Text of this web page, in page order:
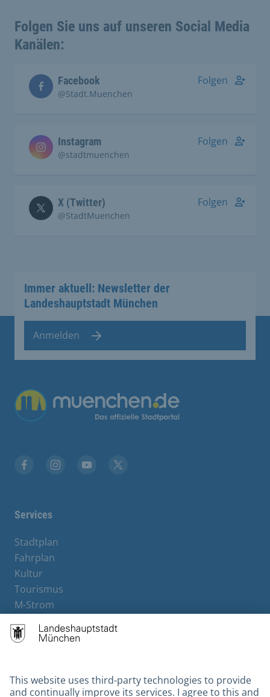
Folgen Sie uns auf unseren Social Media
Kanälen:
Facebook
@Stadt.Muenchen
Folgen
Instagram
@stadtmuenchen
Folgen
X (Twitter)
@StadtMuenchen
Folgen
Immer aktuell: Newsletter der
Landeshauptstadt München
Anmelden
Übergreifende Links
Services
Stadtplan
Fahrplan
Kultur
Tourismus
M-Strom
Hotels
Contact